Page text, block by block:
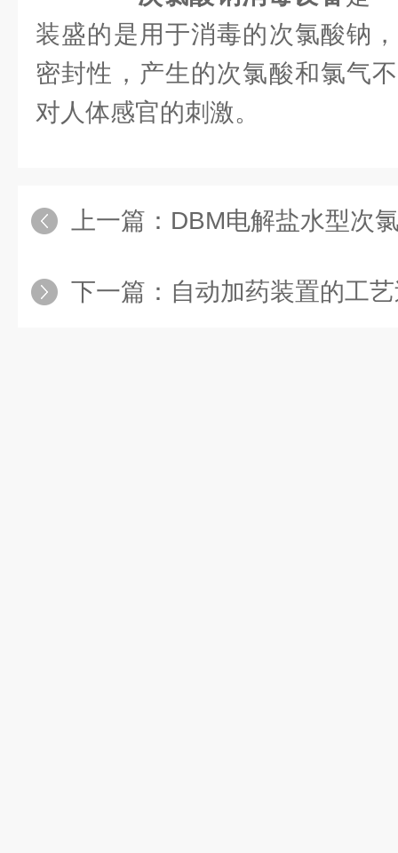
装盛的是用于消毒的次氯酸钠
密封性，产生的次氯酸和氯气
对人体感官的刺激。
上一篇： DBM电解盐水型次
下一篇： 自动加药装置的工